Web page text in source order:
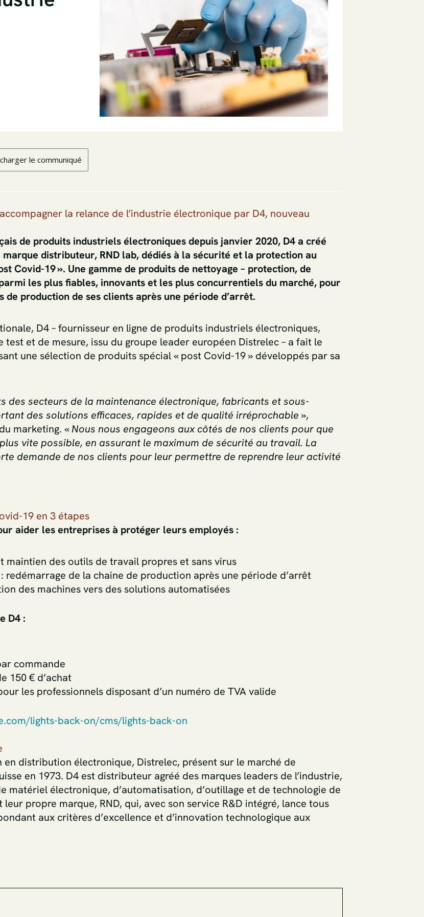
le communiqué
la relance de l’industrie électronique par D4, nouveau
de produits industriels électroniques depuis janvier 2020, D4 a créé
distributeur, RND lab, dédiés à la sécurité et la protection au
Covid-19 ». Une gamme de produits de nettoyage – protection, de
les plus fiables, innovants et les plus concurrentiels du marché, pour
production de ses clients après une période d’arrêt.
D4 – fournisseur en ligne de produits industriels électroniques,
test et de mesure, issu du groupe leader européen Distrelec – a fait le
une sélection de produits spécial « post Covid-19 » développés par sa
des secteurs de la maintenance électronique, fabricants et sous-
des solutions efficaces, rapides et de qualité irréprochable»,
marketing. « Nous nous engageons aux côtés de nos clients pour que
vite possible, en assurant le maximum de sécurité au travail. La
demande de nos clients pour leur permettre de reprendre leur activité
19 en 3 étapes
aider les entreprises à protéger leurs employés :
maintien des outils de travail propres et sans virus
redémarrage de la chaine de production après une période d’arrêt
des machines vers des solutions automatisées
D4 :
commande
150 € d’achat
les professionnels disposant d’un numéro de TVA valide
lights-back-on/cms/lights-back-on
distribution électronique, Distrelec, présent sur le marché de
en 1973. D4 est distributeur agréé des marques leaders de l’industrie,
matériel électronique, d’automatisation, d’outillage et de technologie de
propre marque, RND, qui, avec son service R&D intégré, lance tous
aux critères d’excellence et d’innovation technologique aux